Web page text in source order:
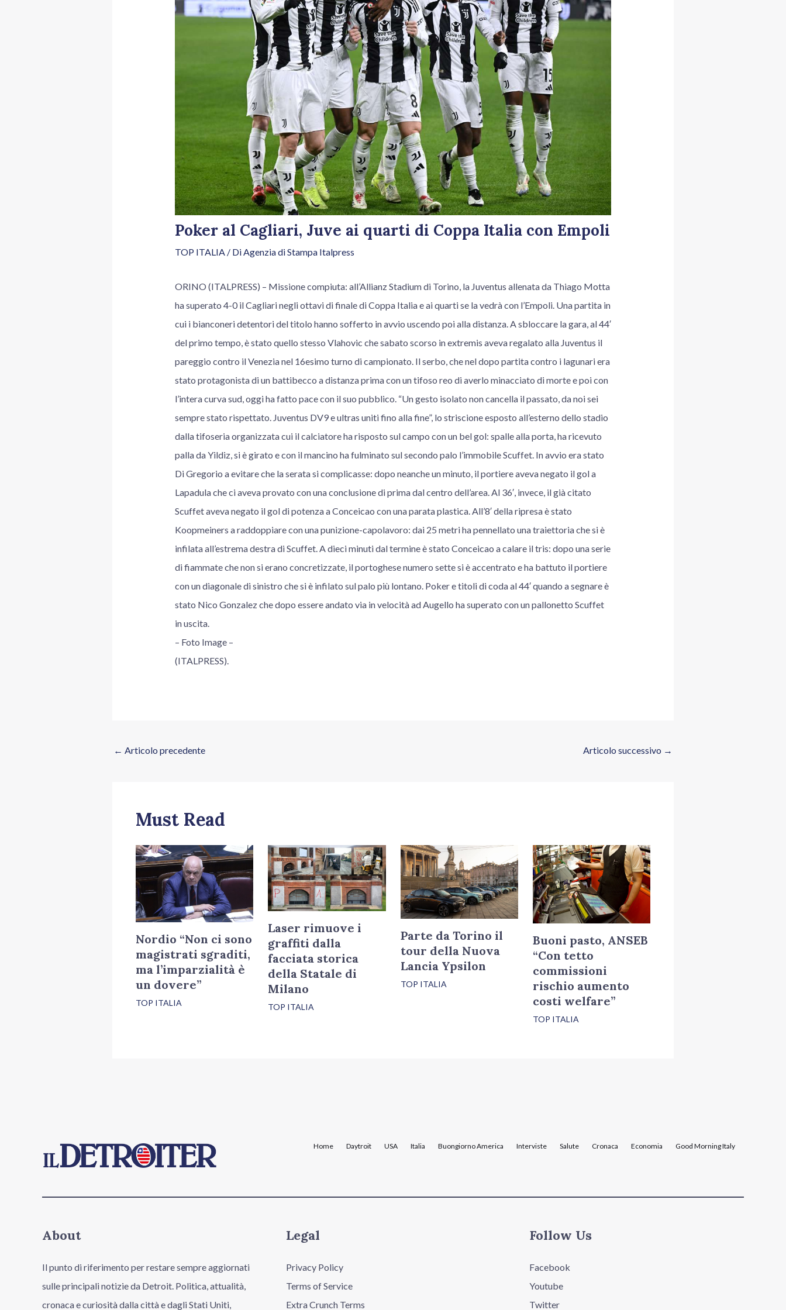
Poker al Cagliari, Juve ai quarti di Coppa Italia con Empoli
TOP ITALIA/ DiAgenzia di Stampa Italpress
ORINO (ITALPRESS) – Missione compiuta: all’Allianz Stadium di Torino, la Juventus allenata da Thiago Motta
ha superato 4-0 il Cagliari negli ottavi di finale di Coppa Italia e ai quarti se la vedrà con l’Empoli. Una partita in
cui i bianconeri detentori del titolo hanno sofferto in avvio uscendo poi alla distanza. A sbloccare la gara, al 44′
del primo tempo, è stato quello stesso Vlahovic che sabato scorso in extremis aveva regalato alla Juventus il
pareggio contro il Venezia nel 16esimo turno di campionato. Il serbo, che nel dopo partita contro i lagunari era
stato protagonista di un battibecco a distanza prima con un tifoso reo di averlo minacciato di morte e poi con
l’intera curva sud, oggi ha fatto pace con il suo pubblico. “Un gesto isolato non cancella il passato, da noi sei
sempre stato rispettato. Juventus DV9 e ultras uniti fino alla fine”, lo striscione esposto all’esterno dello stadio
dalla tifoseria organizzata cui il calciatore ha risposto sul campo con un bel gol: spalle alla porta, ha ricevuto
palla da Yildiz, si è girato e con il mancino ha fulminato sul secondo palo l’immobile Scuffet. In avvio era stato
Di Gregorio a evitare che la serata si complicasse: dopo neanche un minuto, il portiere aveva negato il gol a
Lapadula che ci aveva provato con una conclusione di prima dal centro dell’area. Al 36′, invece, il già citato
Scuffet aveva negato il gol di potenza a Conceicao con una parata plastica. All’8′ della ripresa è stato
Koopmeiners a raddoppiare con una punizione-capolavoro: dai 25 metri ha pennellato una traiettoria che si è
infilata all’estrema destra di Scuffet. A dieci minuti dal termine è stato Conceicao a calare il tris: dopo una serie
di fiammate che non si erano concretizzate, il portoghese numero sette si è accentrato e ha battuto il portiere
con un diagonale di sinistro che si è infilato sul palo più lontano. Poker e titoli di coda al 44′ quando a segnare è
stato Nico Gonzalez che dopo essere andato via in velocità ad Augello ha superato con un pallonetto Scuffet
in uscita.
– Foto Image –
(ITALPRESS).
← Articolo precedente Articolo successivo →
Must Read
Nordio “Non ci sono
magistrati sgraditi,
ma l’imparzialità è
un dovere”
TOP ITALIA
Laser rimuove i
graffiti dalla
facciata storica
della Statale di
Milano
TOP ITALIA
Parte da Torino il
tour della Nuova
Lancia Ypsilon
TOP ITALIA
Buoni pasto, ANSEB
“Con tetto
commissioni
rischio aumento
costi welfare”
TOP ITALIA
Home Daytroit USA Italia Buongiorno America Interviste Salute Cronaca Economia Good Morning Italy
About
Il punto di riferimento per restare sempre aggiornati
sulle principali notizie da Detroit. Politica, attualità,
cronaca e curiosità dalla città e dagli Stati Uniti,
Legal
Privacy Policy
Terms of Service
Extra Crunch Terms
Follow Us
Facebook
Youtube
Twitter